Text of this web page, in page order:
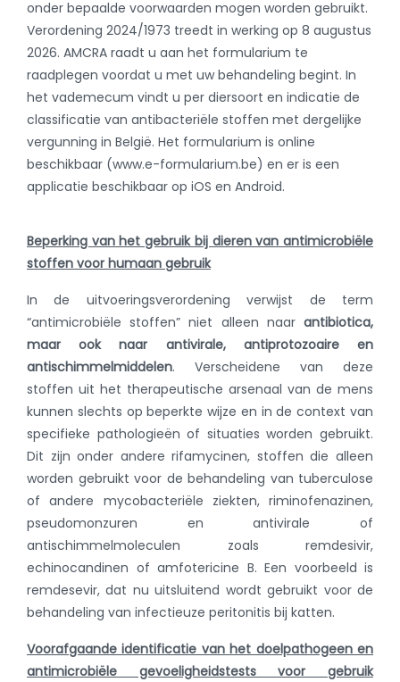
onder bepaalde voorwaarden mogen worden gebruikt.
Verordening 2024/1973 treedt in werking op 8 augustus
2026. AMCRA raadt u aan het formularium te
raadplegen voordat u met uw behandeling begint. In
het vademecum vindt u per diersoort en indicatie de
classificatie van antibacteriële stoffen met dergelijke
vergunning in België. Het formularium is online
beschikbaar (www.e-formularium.be) en er is een
applicatie beschikbaar op iOS en Android.
Beperking van het gebruik bij dieren van antimicrobiële
stoffen voor humaan gebruik
In de uitvoeringsverordening verwijst de term
“antimicrobiële stoffen” niet alleen naar antibiotica,
maar ook naar antivirale, antiprotozoaire en
antischimmelmiddelen. Verscheidene van deze
stoffen uit het therapeutische arsenaal van de mens
kunnen slechts op beperkte wijze en in de context van
specifieke pathologieën of situaties worden gebruikt.
Dit zijn onder andere rifamycinen, stoffen die alleen
worden gebruikt voor de behandeling van tuberculose
of andere mycobacteriële ziekten, riminofenazinen,
pseudomonzuren en antivirale of
antischimmelmoleculen zoals remdesivir,
echinocandinen of amfotericine B. Een voorbeeld is
remdesevir, dat nu uitsluitend wordt gebruikt voor de
behandeling van infectieuze peritonitis bij katten.
Voorafgaande identificatie van het doelpathogeen en
antimicrobiële gevoeligheidstests voor gebruik